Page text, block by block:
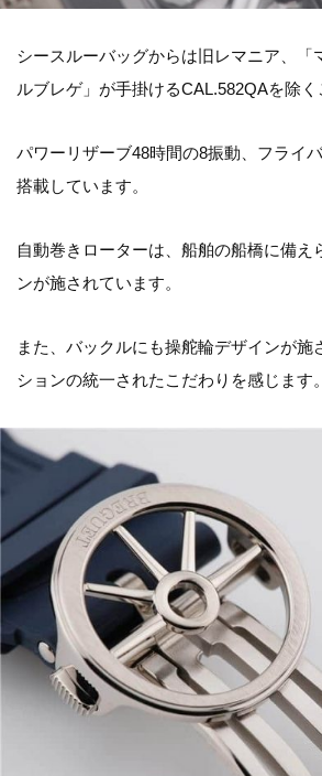
シースルーバッグからは旧レマニア、「
ルブレゲ」が手掛けるCAL.582QAを除く
パワーリザーブ48時間の8振動、フライ
搭載しています。
自動巻きローターは、船舶の船橋に備え
ンが施されています。
また、バックルにも操舵輪デザインが施
ションの統一されたこだわりを感じます。